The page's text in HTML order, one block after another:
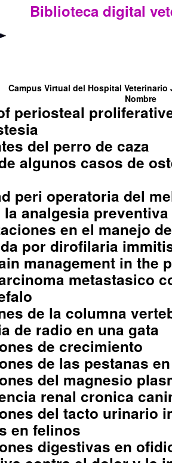
Biblioteca digital
Campus Virtual del Hospital Veterinario
Nombre
periosteal
del perro de caza
algunos casos de
peri operatoria del
la analgesia
en el manejo
por dirofilaria
management in the
metastasico
de la columna
de radio en una gata
de crecimiento
de las pestanas
del magnesio
renal cronica
del tacto urinario
en felinos
digestivas en